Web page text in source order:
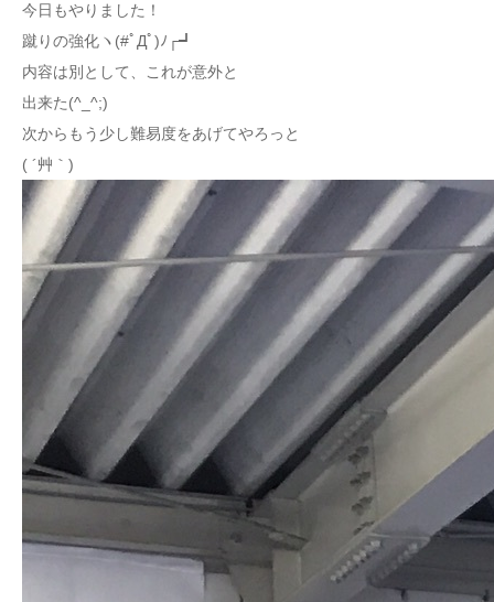
今日もやりました！
蹴りの強化ヽ(#ﾟДﾟ)ﾉ┌┛
内容は別として、これが意外と
出来た(^_^;)
次からもう少し難易度をあげてやろっと
( ´艸｀)